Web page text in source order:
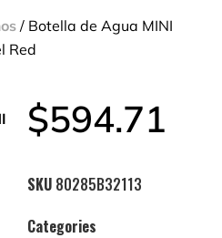
/ Botella de Agua MINI
Red
$594.71
SKU 80285B32113
Categories